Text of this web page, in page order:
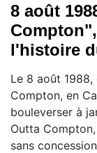
8 août
l'histoire
Le 8 août
Compton, en
bouleverser à
Outta
sans